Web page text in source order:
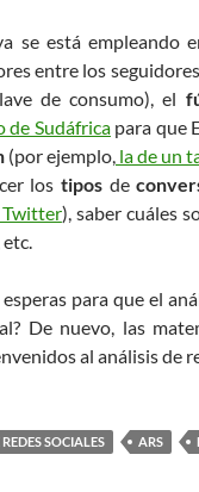
se está empleando
entre los
de consumo), el
de Sudáfricapara que
(por ejemplo, la de un
los tiposde
), saber cuáles
esperas para que el
De nuevo, las
al análisis de
SOCIALES ARS